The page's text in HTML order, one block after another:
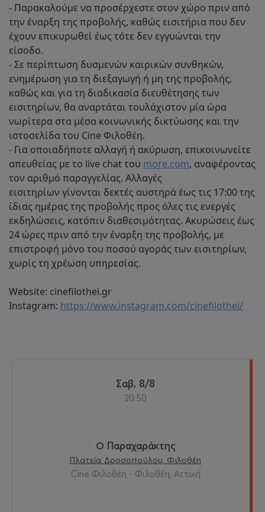
- Παρακαλούμε να προσέρχεστε στον χώρο πριν από
την έναρξη της προβολής, καθώς εισιτήρια που δεν
έχουν επικυρωθεί έως τότε δεν εγγυώνται την
είσοδο.
- Σε περίπτωση δυσμενών καιρικών συνθηκών,
ενημέρωση για τη διεξαγωγή ή μη της προβολής,
καθώς και για τη διαδικασία διευθέτησης των
εισιτηρίων, θα αναρτάται τουλάχιστον μία ώρα
νωρίτερα στα μέσα κοινωνικής δικτύωσης και την
ιστοσελίδα του Cine Φιλοθέη.
- Για οποιαδήποτε αλλαγή ή ακύρωση, επικοινωνείτε
απευθείας με το live chat του more.com, αναφέροντας
τον αριθμό παραγγελίας. Αλλαγές
εισιτηρίων γίνονται δεκτές αυστηρά έως τις 17:00 της
ίδιας ημέρας της προβολής προς όλες τις ενεργές
εκδηλώσεις, κατόπιν διαθεσιμότητας. Ακυρώσεις έως
24 ώρες πριν από την έναρξη της προβολής, με
επιστροφή μόνο του ποσού αγοράς των εισιτηρίων,
χωρίς τη χρέωση υπηρεσίας.
Website: cinefilothei.gr
Instagram: https://www.instagram.com/cinefilothei/
Σαβ, 8/8
20:50
Ο Παραχαράκτης
Πλατεία Δροσοπούλου, Φιλοθέη
Cine Φιλοθέη - Φιλοθέη, Αττική